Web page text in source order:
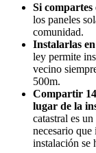
Si compartes
los paneles
comunidad.
Instalarlas
ley permite
vecino
500m.
Compartir
lugar de la
catastral es
necesario
instalación se